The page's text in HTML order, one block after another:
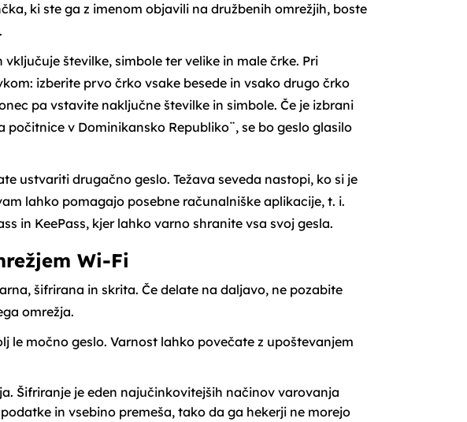
ki ste ga z imenom objavili na družbenih omrežjih, boste
številke, simbole ter velike in male črke. Pri
izberite prvo črko vsake besede in vsako drugo črko
pa vstavite naključne številke in simbole. Če je izbrani
počitnice v Dominikansko Republiko¨, se bo geslo glasilo
ustvariti drugačno geslo. Težava seveda nastopi, ko si je
lahko pomagajo posebne računalniške aplikacije, t. i.
in KeePass, kjer lahko varno shranite vsa svoj gesla.
Wi-Fi
šifrirana in skrita. Če delate na daljavo, ne pozabite
omrežja.
le močno geslo. Varnost lahko povečate z upoštevanjem
Šifriranje je eden najučinkovitejših načinov varovanja
in vsebino premeša, tako da ga hekerji ne morejo